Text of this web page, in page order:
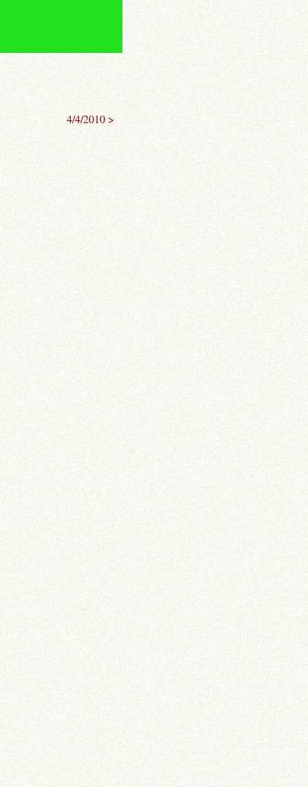
4/4/2010 >